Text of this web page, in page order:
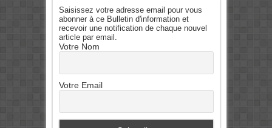
Saisissez votre adresse email pour vous
abonner à ce Bulletin d'information et
recevoir une notification de chaque nouvel
article par email.
Votre Nom
Votre Email